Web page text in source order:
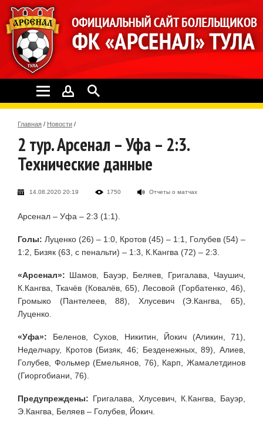
Главная / Новости /
2 тур. Арсенал – Уфа – 2:3.
Технические данные
14.08.2020 20:19 1750 Отчеты о матчах
Арсенал – Уфа – 2:3 (1:1).
Голы: Луценко (26) – 1:0, Кротов (45) – 1:1, Голубев (54) –
1:2, Бизяк (63, с пенальти) – 1:3, К.Кангва (72) – 2:3.
«Арсенал»: Шамов, Бауэр, Беляев, Григалава, Чаушич,
К.Кангва, Ткачёв (Ковалёв, 65), Лесовой (Горбатенко, 46),
Громыко (Пантелеев, 88), Хлусевич (Э.Кангва, 65),
Луценко.
«Уфа»: Беленов, Сухов, Никитин, Йокич (Аликин, 71),
Неделчару, Кротов (Бизяк, 46; Безденежных, 89), Алиев,
Голубев, Фольмер (Емельянов, 76), Карп, Жамалетдинов
(Гиоргобиани, 76).
Предупреждены: Григалава, Хлусевич, К.Кангва, Бауэр,
Э.Кангва, Беляев – Голубев, Йокич.